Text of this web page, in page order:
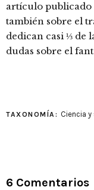
artículo publicado
también sobre el
dedican casi ⅓ de
dudas sobre el
TAXONOMÍA: Ciencia
6 Comentarios